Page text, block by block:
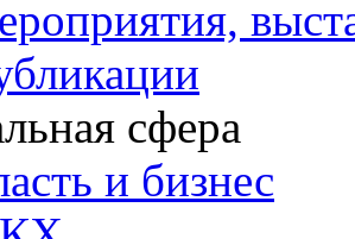
сфера
и бизнес